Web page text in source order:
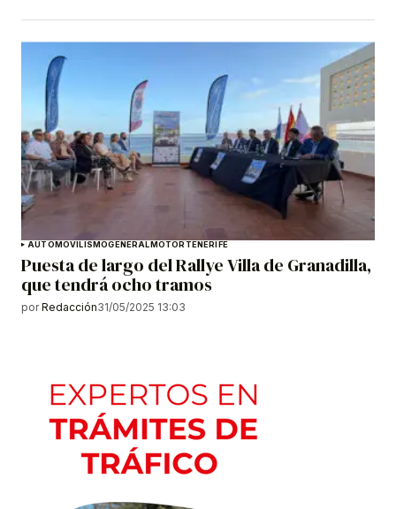
AUTOMOVILISMOGENERAL MOTOR TENERIFE
Puesta de largo del Rallye Villa de Granadilla,
que tendrá ocho tramos
por Redacción31/05/2025 13:03